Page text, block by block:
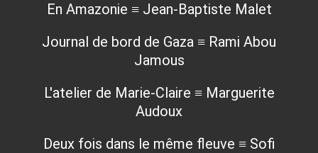
En Amazonie ≡ Jean-Baptiste Malet
Journal de bord de Gaza ≡ Rami Abou
Jamous
L'atelier de Marie-Claire ≡ Marguerite
Audoux
Deux fois dans le même fleuve ≡ Sofi